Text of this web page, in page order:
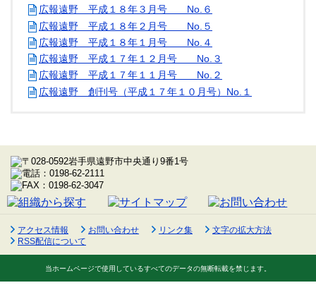
広報遠野 平成１８年３月号 No.６
広報遠野 平成１８年２月号 No.５
広報遠野 平成１８年１月号 No.４
広報遠野 平成１７年１２月号 No.３
広報遠野 平成１７年１１月号 No.２
広報遠野 創刊号（平成１７年１０月号）No.１
アクセス情報 お問い合わせ リンク集
文字の拡大方法
RSS配信について
当ホームページで使用しているすべてのデータの無断転載を禁じます。